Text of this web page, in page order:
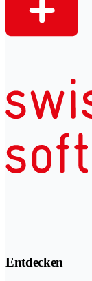
Entdecken